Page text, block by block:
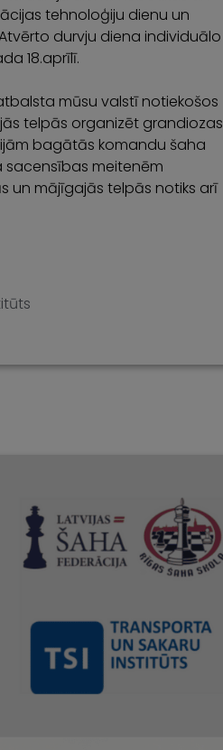
tehnoloģiju dienu un
durvju diena individuālo
18.aprīlī.
mūsu valstī notiekošos
telpās organizēt grandiozas
bagātās komandu šaha
sacensības meitenēm
un mājīgajās telpās notiks arī